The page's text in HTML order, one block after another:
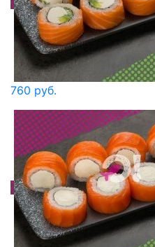
760 руб.